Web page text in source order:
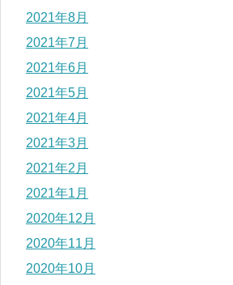
2021年8月
2021年7月
2021年6月
2021年5月
2021年4月
2021年3月
2021年2月
2021年1月
2020年12月
2020年11月
2020年10月